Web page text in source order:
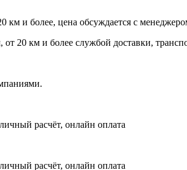
км и более, цена обсуждается с
от 20 км и более службой доставки,
расчёт, онлайн оплата
расчёт, онлайн оплата